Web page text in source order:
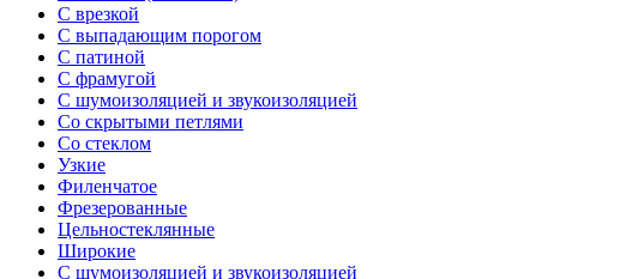
С врезкой
С выпадающим порогом
С патиной
С фрамугой
С шумоизоляцией и звукоизоляцией
Со скрытыми петлями
Со стеклом
Узкие
Филенчатое
Фрезерованные
Цельностеклянные
Широкие
С шумоизоляцией и звукоизоляцией